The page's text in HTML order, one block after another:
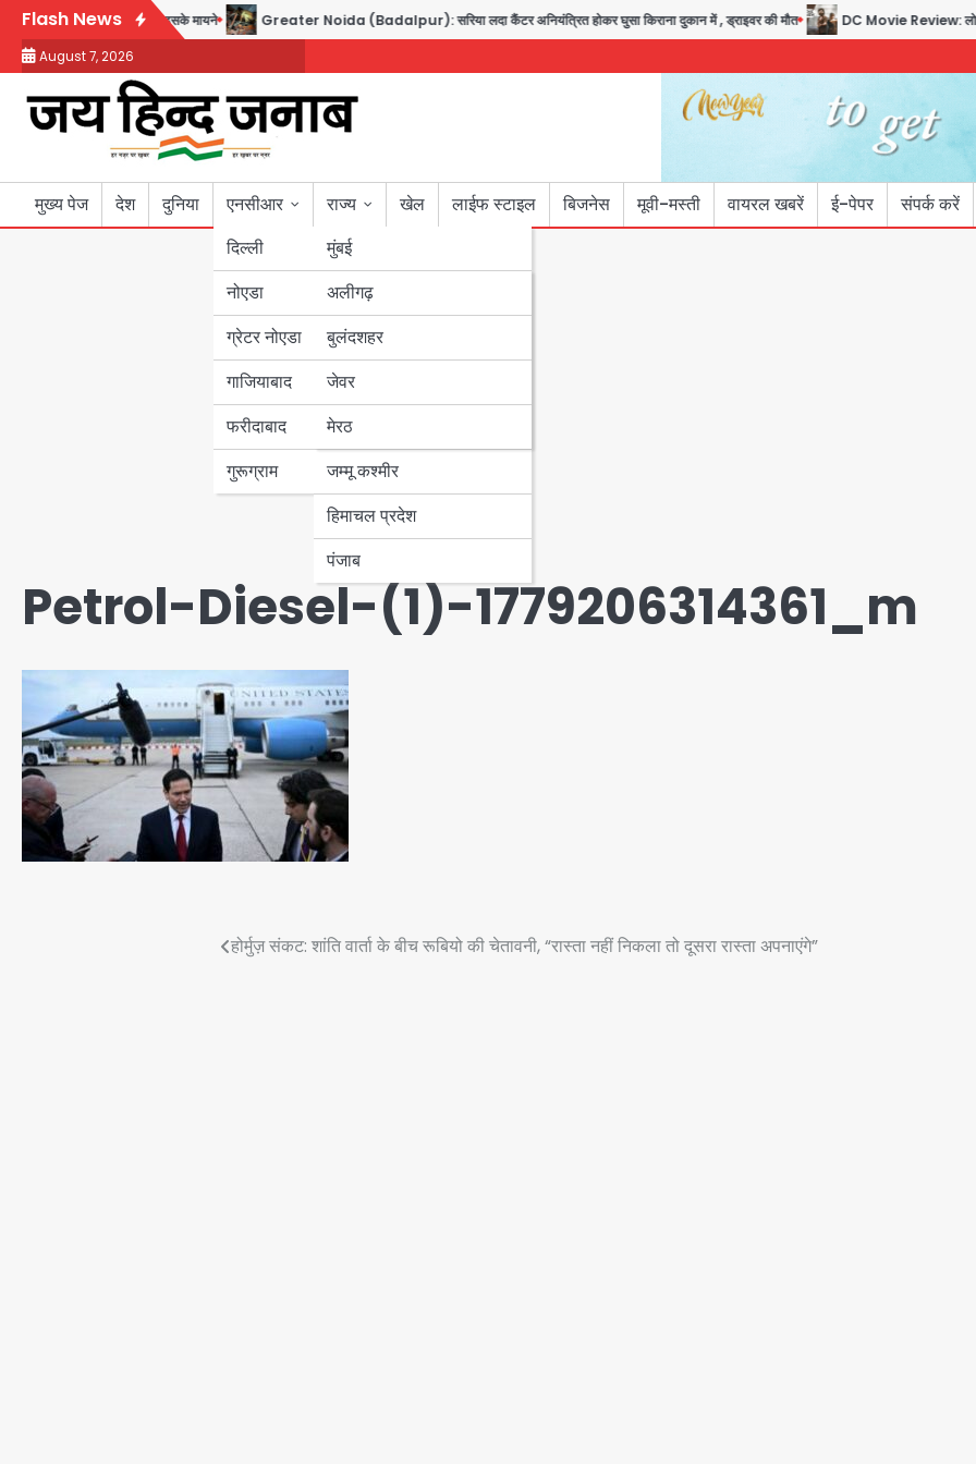
Skip
content
Flash News
रक्षा समझौता, जानें इसके मायने Greater Noida (Badalpur): सरिया लदा कैंटर अनियंत्रित होकर घुसा किराना दुकान में , ड्राइवर की मौत DC Movie Review: लोकेश
August 7, 2026
मुख्य पेज देश दुनिया
एनसीआर
दिल्ली
नोएडा
ग्रेटर नोएडा
गाजियाबाद
फरीदाबाद
गुरूग्राम
राज्य
मुंबई
उत्तर प्रदेश
अलीगढ़
बुलंदशहर
जेवर
मेरठ
बिहार
पंजाब
हरियाणा
जम्मू कश्मीर
हिमाचल प्रदेश
पंजाब
खेल लाईफ स्टाइल बिजनेस मूवी-मस्ती वायरल खबरें ई-पेपर संपर्क करें
Petrol-Diesel-(1)-1779206314361_m
होर्मुज़ संकट: शांति वार्ता के बीच रूबियो की चेतावनी, “रास्ता नहीं निकला तो दूसरा रास्ता अपनाएंगे”